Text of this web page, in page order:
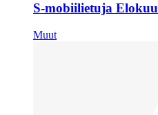
S-mobiilietuja Elokuu
Muut